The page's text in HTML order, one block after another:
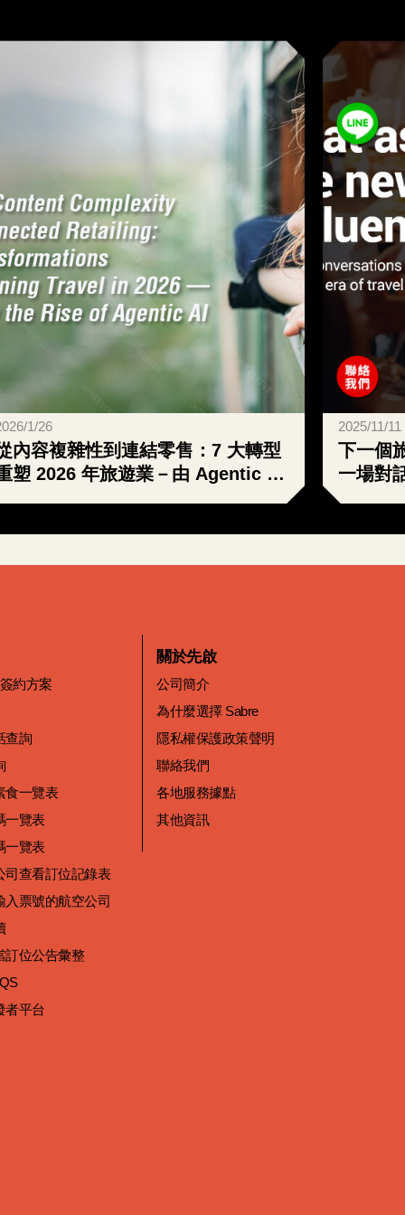
1/26
內容複雜性到連結零售：7 大轉型
塑 2026 年旅遊業－由 Agentic AI
2025/11/11
下一個
一場對
約方案
查詢
食一覽表
一覽表
一覽表
司查看訂位記錄表
入票號的航空公司
訂位公告彙整
者平台
關於先啟
公司簡介
為什麼選擇 Sabre
隱私權保護政策聲明
聯絡我們
各地服務據點
其他資訊